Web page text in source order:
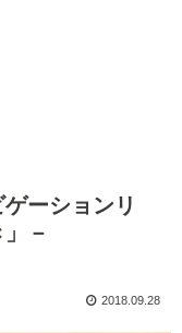
ーションリ
－
2018.09.28